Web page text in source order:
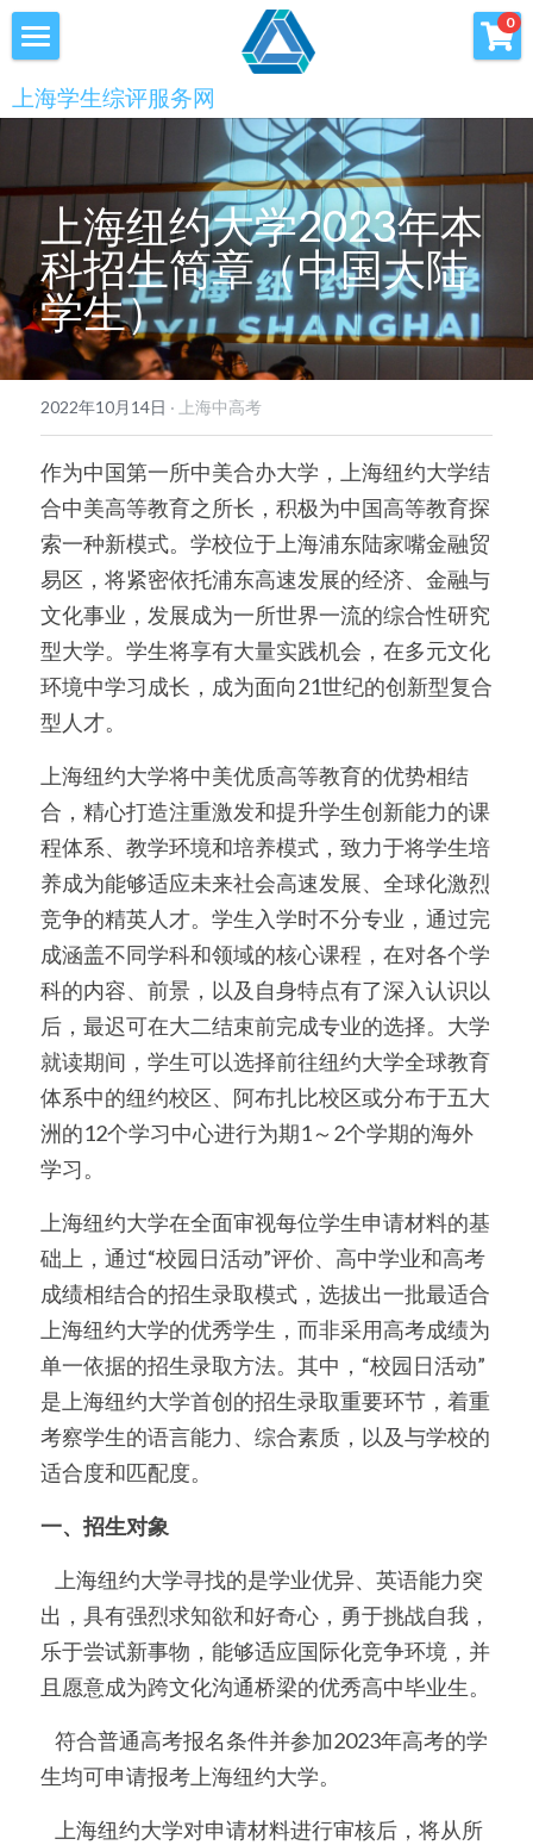
上海学生综评服务网
0
高中综评
上海中高考
服务中心
学术提升
科创书店
心理咨询
美国高中NRCA
美国高中DC
Waterloo School
日本高中留学
优沃家教
法语学习
会员服务
新闻消息
联系我们
上海纽约大学2023年本
科招生简章（中国大陆
学生）
2022年10月14日 · 上海中高考
作为中国第一所中美合办大学，上海纽约大学结
合中美高等教育之所长，积极为中国高等教育探
索一种新模式。学校位于上海浦东陆家嘴金融贸
易区，将紧密依托浦东高速发展的经济、金融与
文化事业，发展成为一所世界一流的综合性研究
型大学。学生将享有大量实践机会，在多元文化
环境中学习成长，成为面向21世纪的创新型复合
型人才。
上海纽约大学将中美优质高等教育的优势相结
合，精心打造注重激发和提升学生创新能力的课
程体系、教学环境和培养模式，致力于将学生培
养成为能够适应未来社会高速发展、全球化激烈
竞争的精英人才。学生入学时不分专业，通过完
成涵盖不同学科和领域的核心课程，在对各个学
科的内容、前景，以及自身特点有了深入认识以
后，最迟可在大二结束前完成专业的选择。大学
就读期间，学生可以选择前往纽约大学全球教育
体系中的纽约校区、阿布扎比校区或分布于五大
洲的12个学习中心进行为期1～2个学期的海外
学习。
上海纽约大学在全面审视每位学生申请材料的基
础上，通过“校园日活动”评价、高中学业和高考
成绩相结合的招生录取模式，选拔出一批最适合
上海纽约大学的优秀学生，而非采用高考成绩为
单一依据的招生录取方法。其中，“校园日活动”
是上海纽约大学首创的招生录取重要环节，着重
考察学生的语言能力、综合素质，以及与学校的
适合度和匹配度。
一、招生对象
出，具有强烈求知欲和好奇心，勇于挑战自我，
乐于尝试新事物，能够适应国际化竞争环境，并
且愿意成为跨文化沟通桥梁的优秀高中毕业生。
生均可申请报考上海纽约大学。
×
商品分类
优沃家教
青少年科创书店